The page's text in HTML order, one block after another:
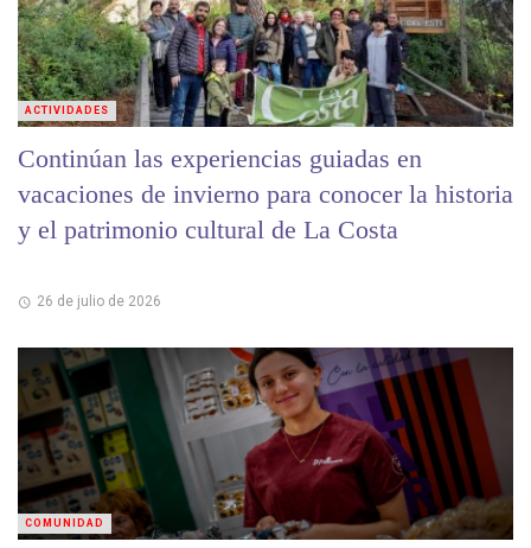
Continúan las experiencias guiadas en
vacaciones de invierno para conocer la historia
y el patrimonio cultural de La Costa
26 de julio de 2026
ACTIVIDADES
COMUNIDAD